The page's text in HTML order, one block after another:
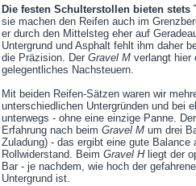
Die festen Schulterstollen bieten stets
sie machen den Reifen auch im
er durch den Mittelsteg eher auf
Untergrund und Asphalt fehlt ihm daher
die Präzision. Der Gravel M verlangt hier
gelegentliches Nachsteuern.
Mit beiden Reifen-Sätzen waren wir
unterschiedlichen Untergründen und bei
unterwegs - ohne eine einzige Panne.
Erfahrung nach beim Gravel M um drei
Zuladung) - das ergibt eine gute Balance
Rollwiderstand. Beim Gravel H liegt der
Bar - je nachdem, wie hoch der
Untergrund ist.